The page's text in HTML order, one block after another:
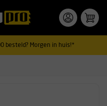
besteld? Morgen in huis!*